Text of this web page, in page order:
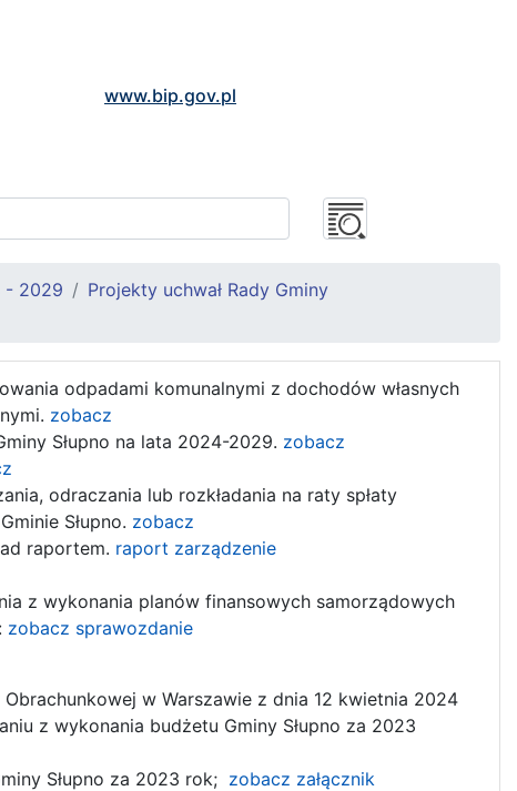
www.bip.gov.pl
- 2029
Projekty uchwał Rady Gminy
odpadami komunalnymi z dochodów własnych
zobacz
Słupno na lata 2024-2029. zobacz
odraczania lub rozkładania na raty spłaty
Słupno. zobacz
raportem. raport zarządzenie
z wykonania planów finansowych samorządowych
zobacz sprawozdanie
w Warszawie z dnia 12 kwietnia 2024
z wykonania budżetu Gminy Słupno za 2023
Słupno za 2023 rok; zobacz załącznik